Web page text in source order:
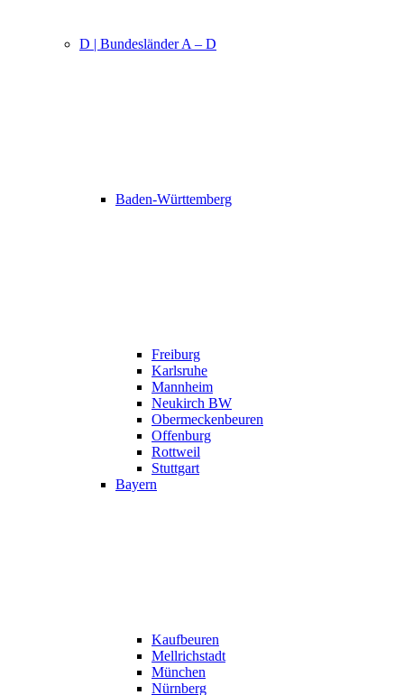
D | Bundesländer A – D
Baden-Württemberg
Freiburg
Karlsruhe
Mannheim
Neukirch BW
Obermeckenbeuren
Offenburg
Rottweil
Stuttgart
Bayern
Kaufbeuren
Mellrichstadt
München
Nürnberg